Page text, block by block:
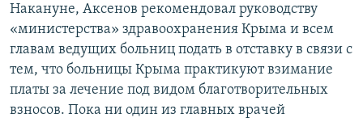
Накануне, Аксенов рекомендовал руководству
«министерства» здравоохранения Крыма и всем
главам ведущих больниц подать в отставку в связи с
тем, что больницы Крыма практикуют взимание
платы за лечение под видом благотворительных
взносов. Пока ни один из главных врачей